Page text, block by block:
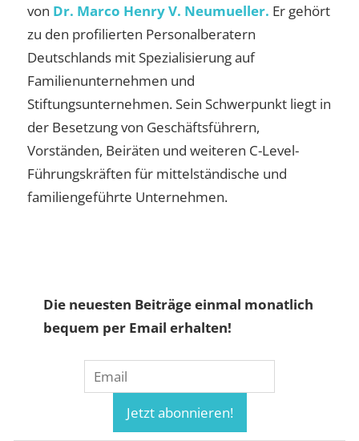
von Dr. Marco Henry V. Neumueller. Er gehört
zu den profilierten Personalberatern
Deutschlands mit Spezialisierung auf
Familienunternehmen und
Stiftungsunternehmen. Sein Schwerpunkt liegt in
der Besetzung von Geschäftsführern,
Vorständen, Beiräten und weiteren C-Level-
Führungskräften für mittelständische und
familiengeführte Unternehmen.
Die neuesten Beiträge einmal monatlich
bequem per Email erhalten!